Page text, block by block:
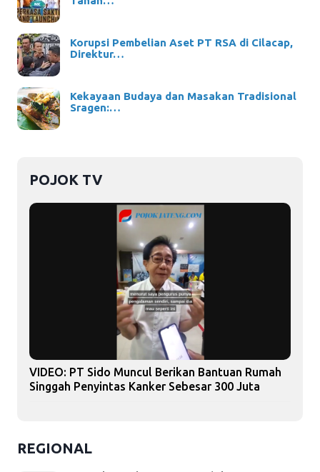
Korupsi Pembelian Aset PT RSA di Cilacap,
Direktur…
Kekayaan Budaya dan Masakan Tradisional
Sragen:…
POJOK TV
VIDEO: PT Sido Muncul Berikan Bantuan Rumah
Singgah Penyintas Kanker Sebesar 300 Juta
REGIONAL